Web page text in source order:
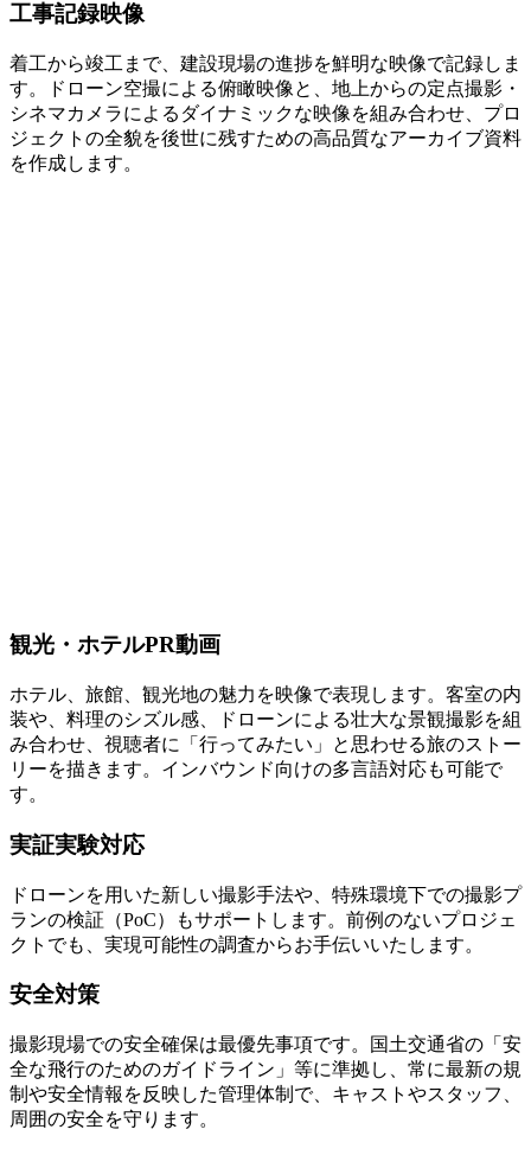
工事記録映像
着工から竣工まで、建設現場の進捗を鮮明な映像で記録しま
す。ドローン空撮による俯瞰映像と、地上からの定点撮影・
シネマカメラによるダイナミックな映像を組み合わせ、プロ
ジェクトの全貌を後世に残すための高品質なアーカイブ資料
を作成します。
観光・ホテルPR動画
ホテル、旅館、観光地の魅力を映像で表現します。客室の内
装や、料理のシズル感、ドローンによる壮大な景観撮影を組
み合わせ、視聴者に「行ってみたい」と思わせる旅のストー
リーを描きます。インバウンド向けの多言語対応も可能で
す。
実証実験対応
ドローンを用いた新しい撮影手法や、特殊環境下での撮影プ
ランの検証（PoC）もサポートします。前例のないプロジェ
クトでも、実現可能性の調査からお手伝いいたします。
安全対策
撮影現場での安全確保は最優先事項です。国土交通省の「安
全な飛行のためのガイドライン」等に準拠し、常に最新の規
制や安全情報を反映した管理体制で、キャストやスタッフ、
周囲の安全を守ります。